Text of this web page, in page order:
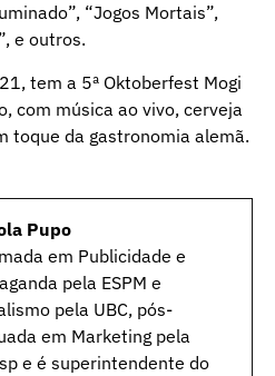
“Jogos Mortais”,
e outros.
tem a 5ª Oktoberfest Mogi
com música ao vivo, cerveja
toque da gastronomia alemã.
Pupo
em Publicidade e
pela ESPM e
pela UBC, pós-
em Marketing pela
e é superintendente do